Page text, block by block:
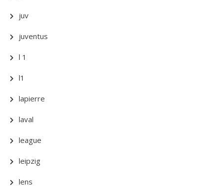
juv
juventus
l 1
l1
lapierre
laval
league
leipzig
lens